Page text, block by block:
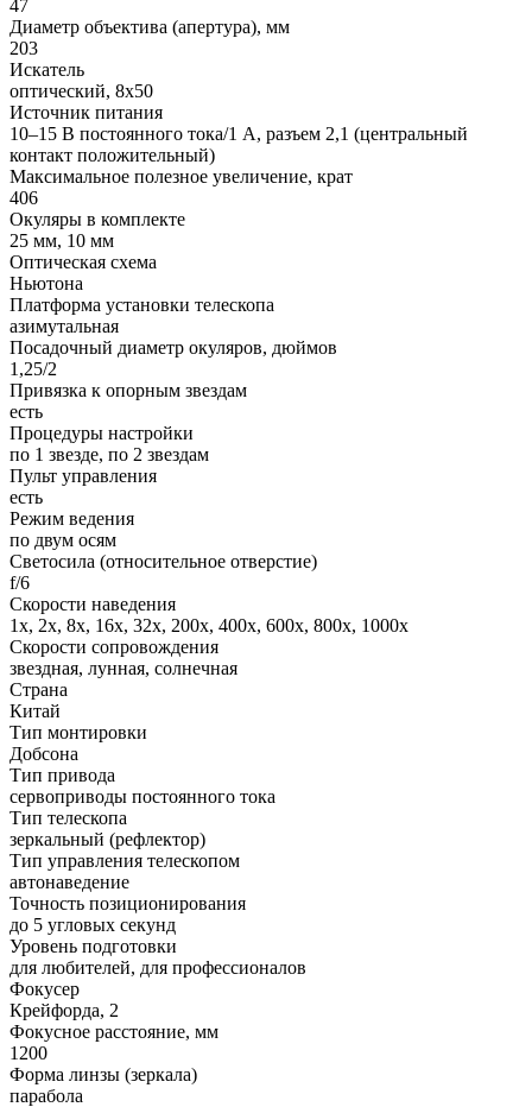
47
Диаметр объектива (апертура), мм
203
Искатель
оптический, 8x50
Источник питания
10–15 В постоянного тока/1 А, разъем 2,1 (центральный
контакт положительный)
Максимальное полезное увеличение, крат
406
Окуляры в комплекте
25 мм, 10 мм
Оптическая схема
Ньютона
Платформа установки телескопа
азимутальная
Посадочный диаметр окуляров, дюймов
1,25/2
Привязка к опорным звездам
есть
Процедуры настройки
по 1 звезде, по 2 звездам
Пульт управления
есть
Режим ведения
по двум осям
Светосила (относительное отверстие)
f/6
Скорости наведения
1x, 2x, 8x, 16x, 32x, 200x, 400x, 600x, 800x, 1000x
Скорости сопровождения
звездная, лунная, солнечная
Страна
Китай
Тип монтировки
Добсона
Тип привода
сервоприводы постоянного тока
Тип телескопа
зеркальный (рефлектор)
Тип управления телескопом
автонаведение
Точность позиционирования
до 5 угловых секунд
Уровень подготовки
для любителей, для профессионалов
Фокусер
Крейфорда, 2
Фокусное расстояние, мм
1200
Форма линзы (зеркала)
парабола